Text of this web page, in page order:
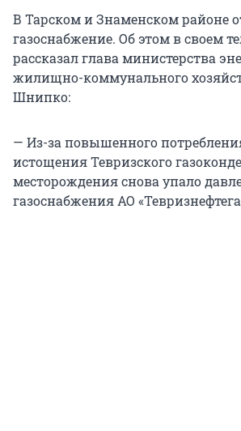
В Тарском и Знаменском районе
газоснабжение. Об этом в своем
рассказал глава министерства
жилищно-коммунального
Шнипко:
— Из-за повышенного
истощения Тевризского
месторождения снова упало
газоснабжения АО